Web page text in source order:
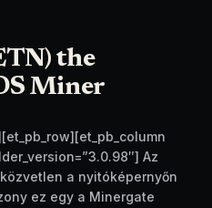
the
Miner
Az
a nyitóképernyőn
ez egy a Minergate